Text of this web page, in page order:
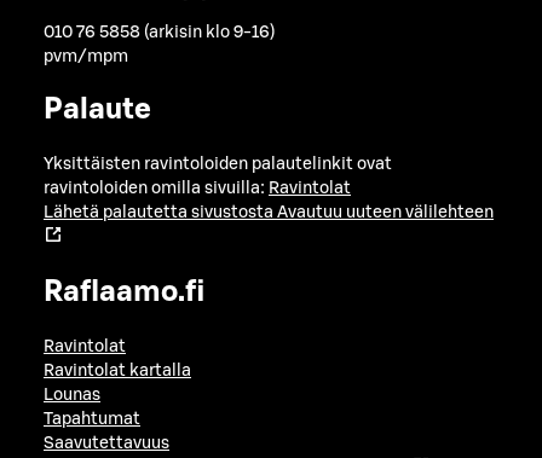
010 76 5858 (arkisin klo 9-16)
pvm/mpm
Palaute
Yksittäisten ravintoloiden palautelinkit ovat
ravintoloiden omilla sivuilla: Ravintolat
Lähetä palautetta sivustosta Avautuu uuteen välilehteen
Raflaamo.fi
Ravintolat
Ravintolat kartalla
Lounas
Tapahtumat
Saavutettavuus